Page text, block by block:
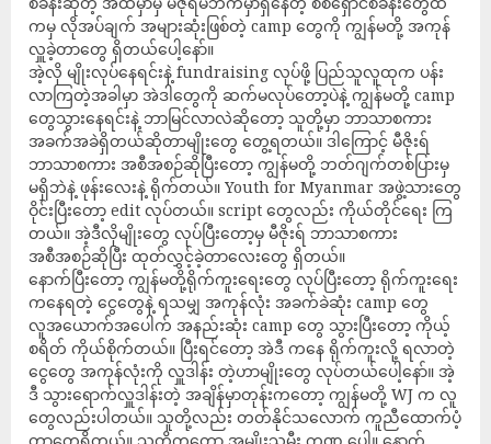
ကမှ လိုအပ်ချက် အများဆုံးဖြစ်တဲ့ camp တွေကို ကျွန်မတို့ အကုန်
လှူခဲ့တာတွေ ရှိတယ်ပေါ့နော်။
အဲ့လို မျိုးလုပ်နေရင်းနဲ့ fundraising လုပ်ဖို့ ပြည်သူလူထုက ပန်း
လာကြတဲ့အခါမှာ အဲဒါတွေကို ဆက်မလုပ်တော့ပဲနဲ့ ကျွန်မတို့ camp
တွေသွားနေရင်းနဲ့ ဘာမြင်လာလဲဆိုတော့ သူတို့မှာ ဘာသာစကား
အခက်အခဲရှိတယ်ဆိုတာမျိုးတွေ တွေ့ရတယ်။ ဒါကြောင့် မီဇိုးရ်
ဘာသာစကား အစီအစဉ်ဆိုပြီးတော့ ကျွန်မတို့ ဘတ်ဂျက်တစ်ပြားမှ
မရှိဘဲနဲ့ ဖုန်းလေးနဲ့ ရိုက်တယ်။ Youth for Myanmar အဖွဲ့သားတွေ
ဝိုင်းပြီးတော့ edit လုပ်တယ်။ script တွေလည်း ကိုယ်တိုင်ရေး ကြ
တယ်။ အဲ့ဒီလိုမျိုးတွေ လုပ်ပြီးတော့မှ မီဇိုးရ် ဘာသာစကား
အစီအစဉ်ဆိုပြီး ထုတ်လွှင့်ခဲ့တာလေးတွေ ရှိတယ်။
နောက်ပြီးတော့ ကျွန်မတို့ရိုက်ကူးရေးတွေ လုပ်ပြီးတော့ ရိုက်ကူးရေး
ကနေရတဲ့ ငွေတွေနဲ့ ရသမျှ အကုန်လုံး အခက်ခဲဆုံး camp တွေ
လူအယောက်အပေါက် အနည်းဆုံး camp တွေ သွားပြီးတော့ ကိုယ့်
စရိတ် ကိုယ်စိုက်တယ်။ ပြီးရင်တော့ အဲဒီ ကနေ ရိုက်ကူးလို့ ရလာတဲ့
ငွေတွေ အကုန်လုံးကို လှူဒါန်း တဲ့ဟာမျိုးတွေ လုပ်တယ်ပေါ့နော်။ အဲ့
ဒီ သွားရောက်လှူဒါန်းတဲ့ အချိန်မှာတုန်းကတော့ ကျွန်မတို့ WJ က လူ
တွေလည်းပါတယ်။ သူတို့လည်း တတ်နိုင်သလောက် ကူညီထောက်ပံ့